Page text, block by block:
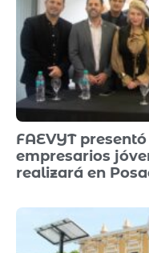
FAEVYT
empresarios
realizará en